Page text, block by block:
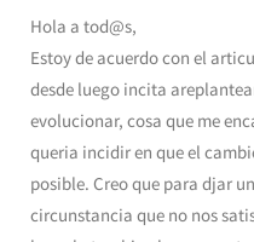
Hola a tod@s,
Estoy de acuerdo con el
desde luego incita
evolucionar, cosa que me
queria incidir en que el
posible. Creo que para djar
circunstancia que no nos